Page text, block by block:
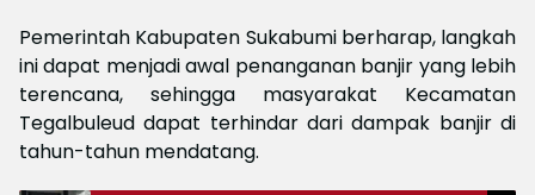
Pemerintah Kabupaten Sukabumi berharap, langkah
ini dapat menjadi awal penanganan banjir yang lebih
terencana, sehingga masyarakat Kecamatan
Tegalbuleud dapat terhindar dari dampak banjir di
tahun-tahun mendatang.